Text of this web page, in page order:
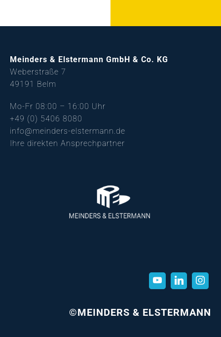
Meinders & Elstermann GmbH & Co. KG
Weberstraße 7
49191 Belm
Mo-Fr 08:00 – 16:00 Uhr
+49 (0) 5406 8080
info@meinders-elstermann.de
Ihre direkten Ansprechpartner
©MEINDERS & ELSTERMANN